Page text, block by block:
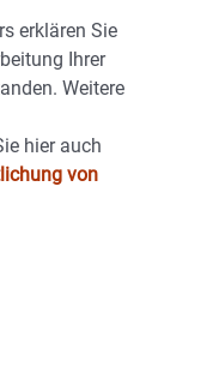
erklären Sie
Ihrer
Weitere
hier auch
von